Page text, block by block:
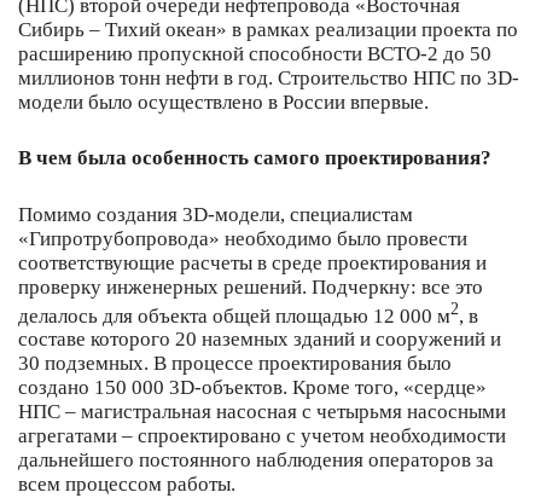
(НПС) второй очереди нефтепровода «Восточная
Сибирь – Тихий океан» в рамках реализации проекта по
расширению пропускной способности ВСТО-2 до 50
миллионов тонн нефти в год. Строительство НПС по 3D-
модели было осуществлено в России впервые.
В чем была особенность самого проектирования?
Помимо создания 3D-модели, специалистам
«Гипротрубопровода» необходимо было провести
соответствующие расчеты в среде проектирования и
проверку инженерных решений. Подчеркну: все это
делалось для объекта общей площадью 12 000 м2, в
составе которого 20 наземных зданий и сооружений и
30 подземных. В процессе проектирования было
создано 150 000 3D-объектов. Кроме того, «сердце»
НПС – магистральная насосная с четырьмя насосными
агрегатами – спроектировано с учетом необходимости
дальнейшего постоянного наблюдения операторов за
всем процессом работы.